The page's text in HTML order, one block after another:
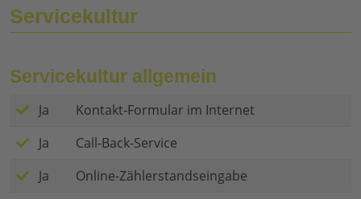
Servicekultur
Servicekultur allgemein
Ja
Kontakt-Formular im Internet
Ja
Call-Back-Service
Ja
Online-Zählerstandseingabe